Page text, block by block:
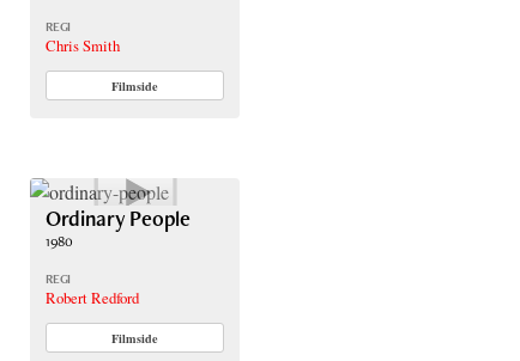
REGI
Chris Smith
Filmside
Ordinary People
1980
REGI
Robert Redford
Filmside